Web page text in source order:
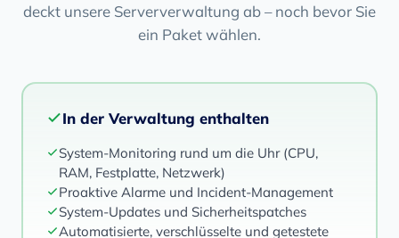
deckt unsere Serververwaltung ab – noch bevor Sie
ein Paket wählen.
In der Verwaltung enthalten
System-Monitoring rund um die Uhr (CPU,
RAM, Festplatte, Netzwerk)
Proaktive Alarme und Incident-Management
System-Updates und Sicherheitspatches
Automatisierte, verschlüsselte und getestete